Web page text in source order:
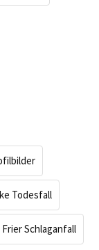
Todesfall
Schlaganfall